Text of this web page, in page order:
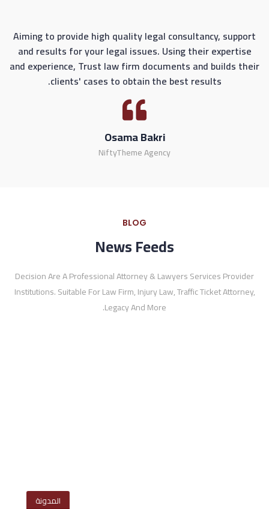
Aiming to provide high quality legal consultancy, support
and results for your legal issues. Using their expertise
and experience, Trust law firm documents and builds their
clients' cases to obtain the best results.
Osama Bakri
NiftyTheme Agency
BLOG
News Feeds
Decision Are A Professional Attorney & Lawyers Services Provider
Institutions. Suitable For Law Firm, Injury Law, Traffic Ticket Attorney,
Legacy And More.
المدونة